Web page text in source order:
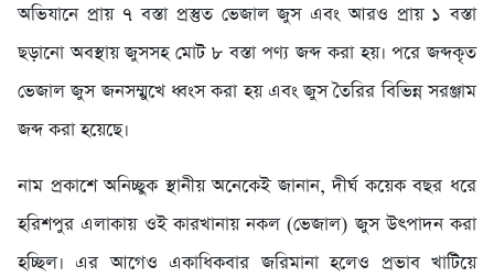
অভিযানে প্রায় ৭ বস্তা প্রস্তুত ভেজাল জুস এবং আরও প্রায় ১ বস্তা
ছড়ানো অবস্থায় জুসসহ মোট ৮ বস্তা পণ্য জব্দ করা হয়। পরে জব্দকৃত
ভেজাল জুস জনসম্মুখে ধ্বংস করা হয় এবং জুস তৈরির বিভিন্ন সরঞ্জাম
জব্দ করা হয়েছে।
নাম প্রকাশে অনিচ্ছুক স্থানীয় অনেকেই জানান, দীর্ঘ কয়েক বছর ধরে
হরিশপুর এলাকায় ওই কারখানায় নকল (ভেজাল) জুস উৎপাদন করা
হচ্ছিল। এর আগেও একাধিকবার জরিমানা হলেও প্রভাব খাটিয়ে